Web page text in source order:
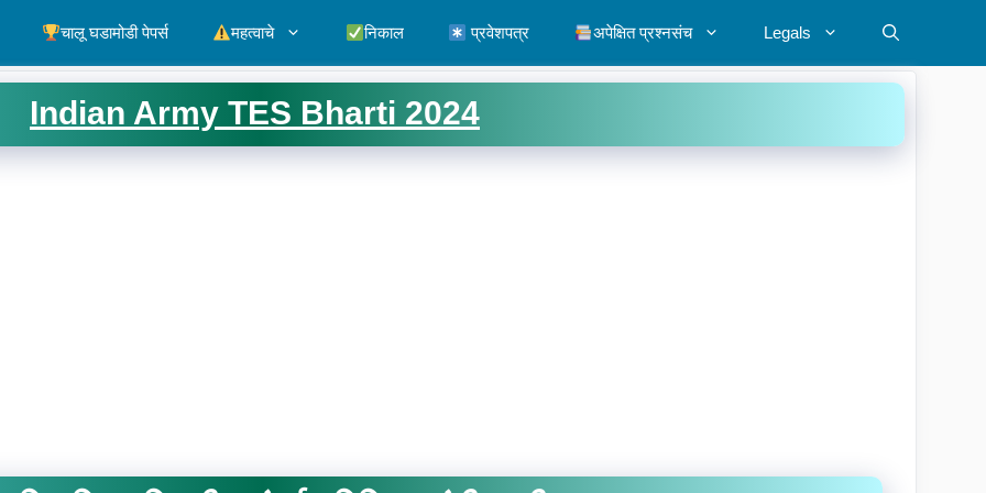
चालू घडामोडी पेपर्स महत्वाचे निकाल प्रवेशपत्र अपेक्षित प्रश्नसंच Legals
Indian Army TES Bharti 2024